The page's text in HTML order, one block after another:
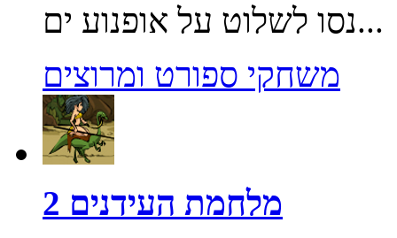
נסו לשלוט על אופנוע ים...
משחקי ספורט ומרוצים
מלחמת העידנים 2